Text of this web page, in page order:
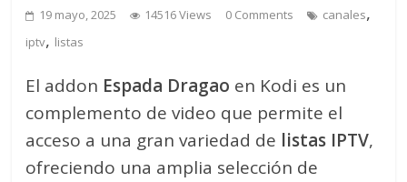
19 mayo, 2025 14516 Views 0 Comments canales,
iptv, listas
El addon Espada Dragao en Kodi es un
complemento de video que permite el
acceso a una gran variedad de listas IPTV,
ofreciendo una amplia selección de